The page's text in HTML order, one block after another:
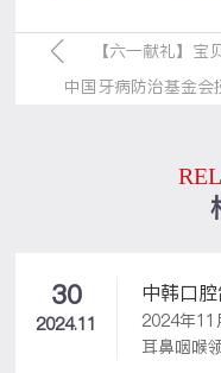
【六一献礼】
护齿行动
中国牙病防治基金
30
2024.11
中韩口
研讨会
2024年11
耳鼻咽喉